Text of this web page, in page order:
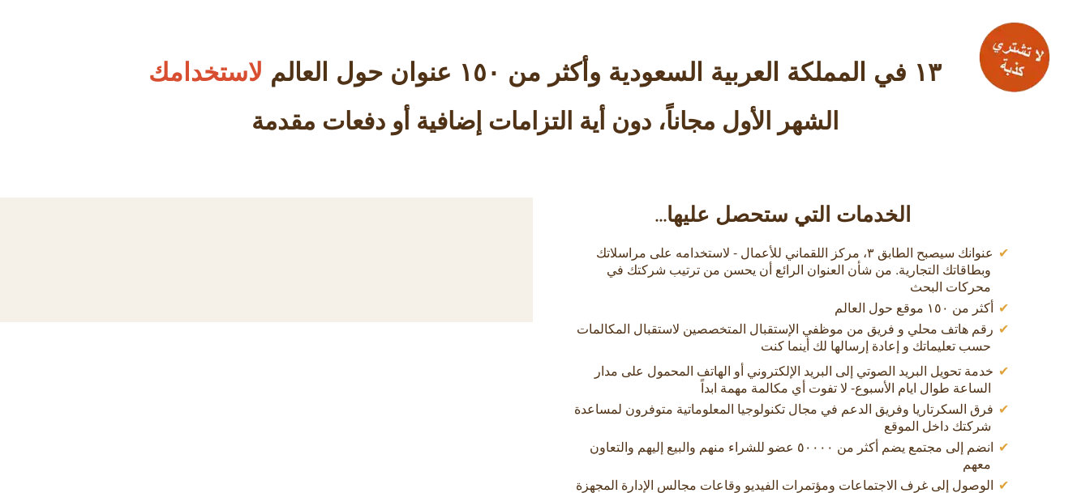
۱۳ في المملكة العربية السعودية وأكثر من ۱٥۰ عنوان حول العالم لاستخدامك
الشهر الأول مجاناً، دون أية التزامات إضافية أو دفعات مقدمة
الخدمات التي ستحصل عليها...
عنوانك سيصبح الطابق ٣، مركز اللقماني للأعمال - لاستخدامه على مراسلاتك
وبطاقاتك التجارية. من شأن العنوان الرائع أن يحسن من ترتيب شركتك في
محركات البحث
أكثر من ١٥٠ موقع حول العالم
رقم هاتف محلي و فريق من موظفي الإستقبال المتخصصين لاستقبال المكالمات
حسب تعليماتك و إعادة إرسالها لك أينما كنت
خدمة تحويل البريد الصوتي إلى البريد الإلكتروني أو الهاتف المحمول على مدار
الساعة طوال ايام الأسبوع- لا تفوت أي مكالمة مهمة ابداً
فرق السكرتاريا وفريق الدعم في مجال تكنولوجيا المعلوماتية متوفرون لمساعدة
شركتك داخل الموقع
انضم إلى مجتمع يضم أكثر من ٥٠٠٠٠ عضو للشراء منهم والبيع إليهم والتعاون
معهم
الوصول إلى غرف الاجتماعات ومؤتمرات الفيديو وقاعات مجالس الإدارة المجهزة